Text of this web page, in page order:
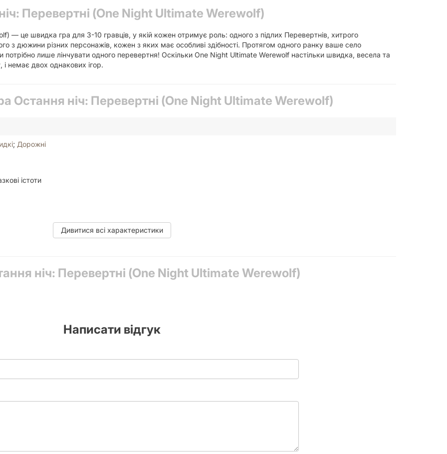
Перевертні (One Night Ultimate Werewolf)
— це швидка гра для 3-10 гравців, у якій кожен отримує роль: одного з підлих Перевертнів, хитрого
з дюжини різних персонажів, кожен з яких має особливі здібності. Протягом одного ранку ваше село
лише лінчувати одного перевертня! Оскільки One Night Ultimate Werewolf настільки швидка, весела та
і немає двох однакових ігор.
Остання ніч: Перевертні (One Night Ultimate Werewolf)
; Дорожні
істоти
Дивитися всі характеристики
ніч: Перевертні (One Night Ultimate Werewolf)
Написати відгук